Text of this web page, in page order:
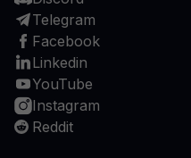
Telegram
Facebook
Linkedin
YouTube
Instagram
Reddit